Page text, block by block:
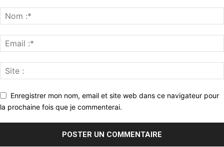
Enregistrer mon nom, email et site web dans ce navigateur pour
la prochaine fois que je commenterai.